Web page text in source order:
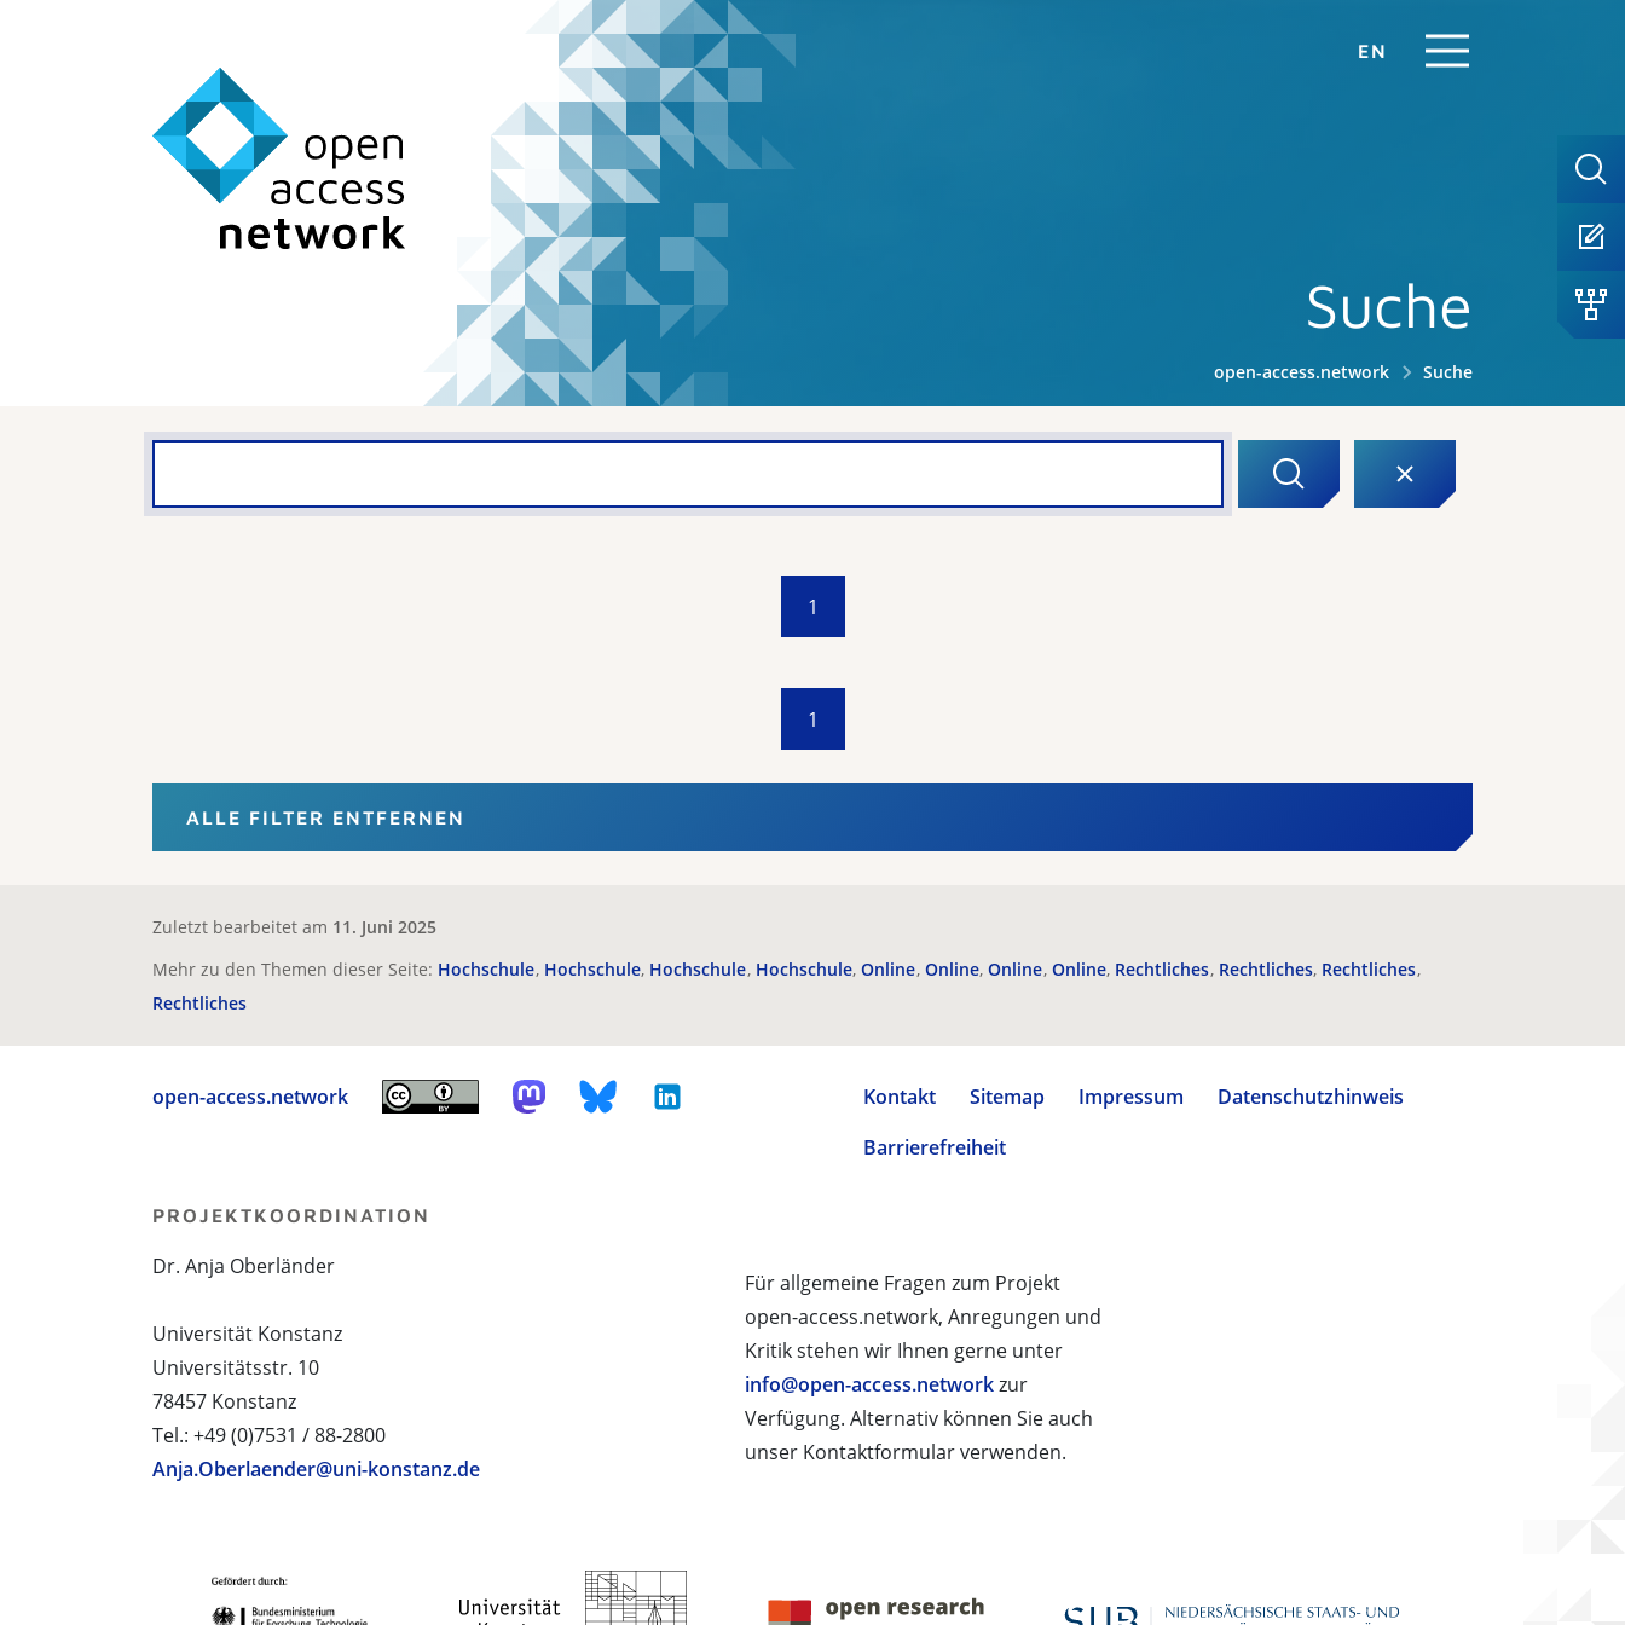
EN
Suche
open-access.network Suche
1
1
ALLE FILTER ENTFERNEN
Zuletzt bearbeitet am 11. Juni 2025
Mehr zu den Themen dieser Seite: Hochschule Hochschule Hochschule Hochschule Online Online Online Online Rechtliches Rechtliches Rechtliches
Rechtliches
open-access.network Kontakt Sitemap Impressum
Datenschutzhinweis
Barrierefreiheit
Für allgemeine Fragen zum Projekt
open-access.network, Anregungen und
Kritik stehen wir Ihnen gerne unter
info@open-access.networkzur
Verfügung. Alternativ können Sie auch
unser Kontaktformular verwenden.
PROJEKTKOORDINATION
Dr. Anja Oberländer
Universität Konstanz
Universitätsstr. 10
78457 Konstanz
Tel.: +49 (0)7531 / 88-2800
Anja.Oberlaender@uni-konstanz.de